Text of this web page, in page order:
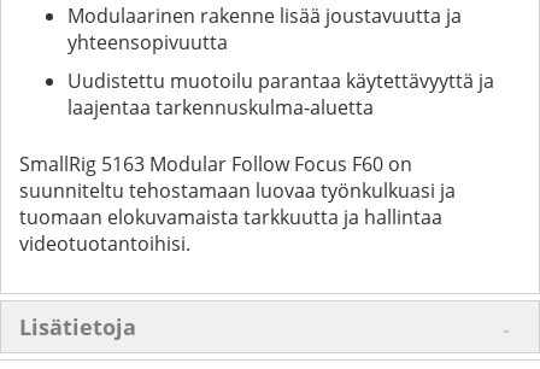
Modulaarinen rakenne lisää joustavuutta ja
yhteensopivuutta
Uudistettu muotoilu parantaa käytettävyyttä ja
laajentaa tarkennuskulma-aluetta
SmallRig 5163 Modular Follow Focus F60 on
suunniteltu tehostamaan luovaa työnkulkuasi ja
tuomaan elokuvamaista tarkkuutta ja hallintaa
videotuotantoihisi.
Lisätietoja